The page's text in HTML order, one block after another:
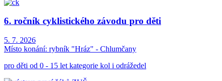
6. ročník cyklistického závodu pro děti
5. 7. 2026
Místo konání: rybník "Hráz" - Chlumčany
pro děti od 0 - 15 let kategorie kol i odrážedel